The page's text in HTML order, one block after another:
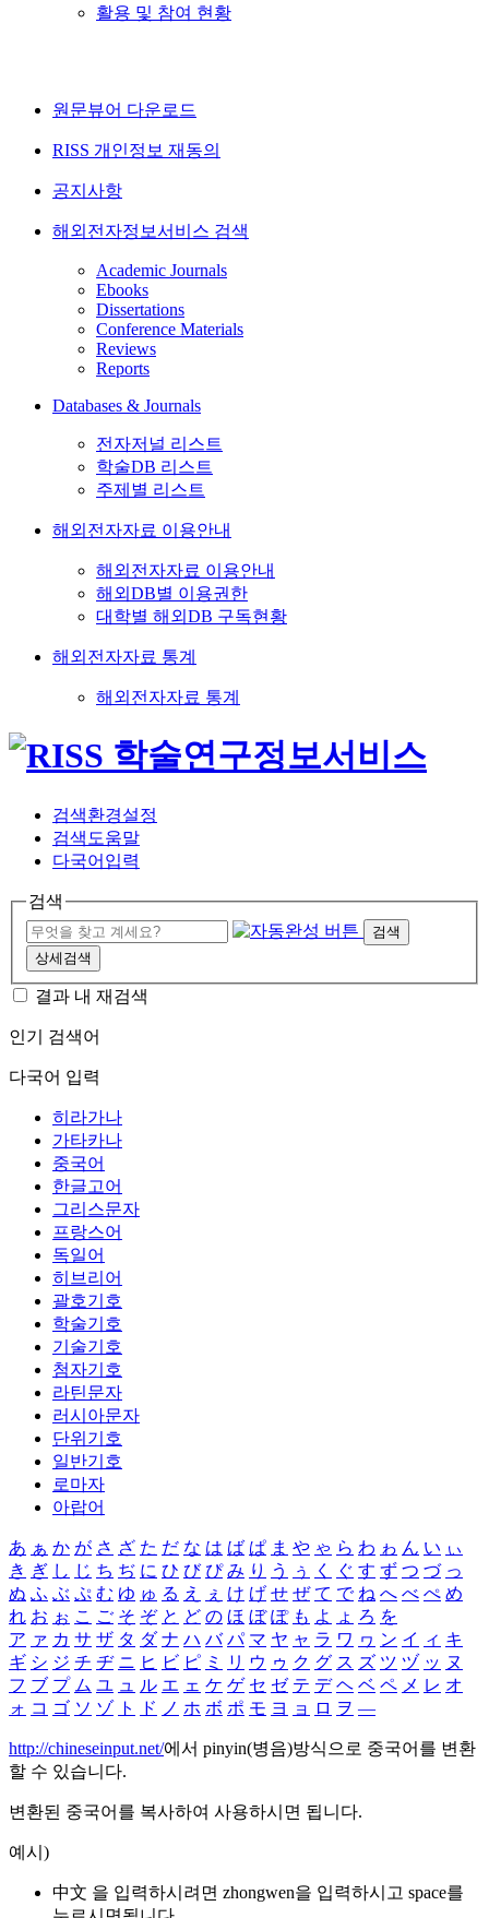
활용 및 참여 현황
원문뷰어 다운로드
RISS 개인정보 재동의
공지사항
해외전자정보서비스 검색
Academic Journals
Ebooks
Dissertations
Conference Materials
Reviews
Reports
Databases & Journals
전자저널 리스트
학술DB 리스트
주제별 리스트
해외전자자료 이용안내
해외전자자료 이용안내
해외DB별 이용권한
대학별 해외DB 구독현황
해외전자자료 통계
해외전자자료 통계
검색환경설정
검색도움말
다국어입력
검색
검색
상세검색
결과 내 재검색
인기 검색어
다국어 입력
히라가나
가타카나
중국어
한글고어
그리스문자
프랑스어
독일어
히브리어
괄호기호
학술기호
기술기호
첨자기호
라틴문자
러시아문자
단위기호
일반기호
로마자
아랍어
あ ぁ か が さ ざ た だ な は ば ぱ ま や ゃ ら わ ゎ ん い ぃ
き ぎ し じ ち ぢ に ひ び ぴ み り う ぅ く ぐ す ず つ づ っ
ぬ ふ ぶ ぷ む ゆ ゅ る え ぇ け げ せ ぜ て で ね へ べ ぺ め
れ お ぉ こ ご そ ぞ と ど の ほ ぼ ぽ も よ ょ ろ を
ア ァ カ サ ザ タ ダ ナ ハ バ パ マ ヤ ャ ラ ワ ヮ ン イ ィ キ
ギ シ ジ チ ヂ ニ ヒ ビ ピ ミ リ ウ ゥ ク グ ス ズ ツ ヅ ッ ヌ
フ ブ プ ム ユ ュ ル エ ェ ケ ゲ セ ゼ テ デ ヘ ベ ペ メ レ オ
ォ コ ゴ ソ ゾ ト ド ノ ホ ボ ポ モ ヨ ョ ロ ヲ ―
http://chineseinput.net/에서 pinyin(병음)방식으로 중국어를 변환
할 수 있습니다.
변환된 중국어를 복사하여 사용하시면 됩니다.
예시)
中文 을 입력하시려면 zhongwen을 입력하시고 space를